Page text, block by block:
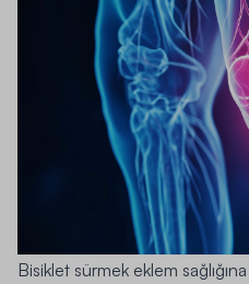
Bisiklet sürmek eklem